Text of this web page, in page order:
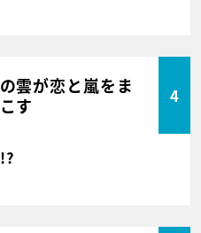
雲が恋と嵐をま
す
4